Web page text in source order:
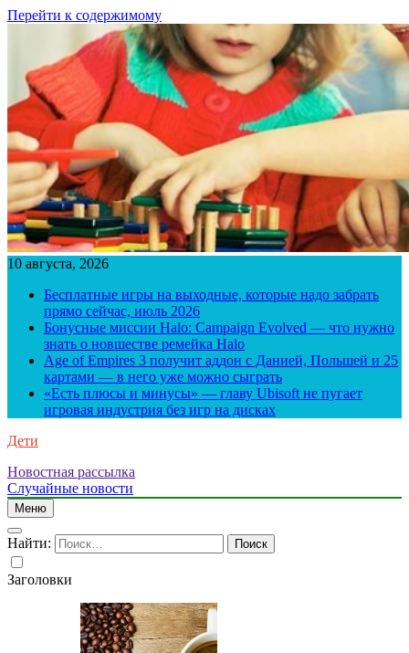
Перейти к содержимому
10 августа, 2026
Бесплатные игры на выходные, которые надо забрать
прямо сейчас, июль 2026
Бонусные миссии Halo: Campaign Evolved — что нужно
знать о новшестве ремейка Halo
Age of Empires 3 получит аддон с Данией, Польшей и 25
картами — в него уже можно сыграть
«Есть плюсы и минусы» — главу Ubisoft не пугает
игровая индустрия без игр на дисках
Дети
Новостная рассылка
Случайные новости
Меню
Найти:
Заголовки